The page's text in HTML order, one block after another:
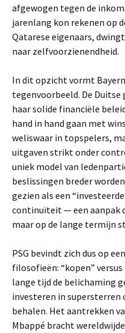
afgewogen tegen de
jarenlang kon rekenen op
Qatarese eigenaars,
naar zelfvoorzienendheid.
In dit opzicht vormt
tegenvoorbeeld. De
haar solide financiële
hand in hand gaan met
weliswaar in topspelers,
uitgaven strikt onder
uniek model van
beslissingen breder
gezien als een
continuïteit — een aanpak
maar op de lange termijn
PSG bevindt zich dus op
filosofieën: “kopen” versus
lange tijd de belichaming
investeren in supersterren
behalen. Het aantrekken
Mbappé bracht